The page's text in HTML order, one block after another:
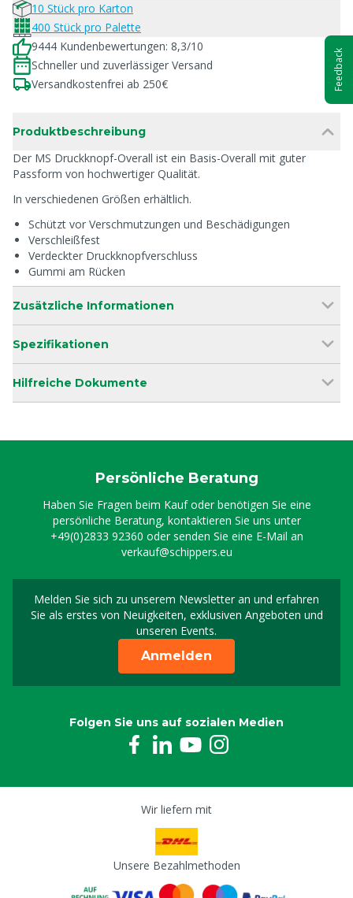
10 Stück pro Karton
400 Stück pro Palette
9444 Kundenbewertungen: 8,3/10
Schneller und zuverlässiger Versand
Versandkostenfrei ab 250€
Produktbeschreibung
Der MS Druckknopf-Overall ist ein Basis-Overall mit guter
Passform von hochwertiger Qualität.
In verschiedenen Größen erhältlich.
Schützt vor Verschmutzungen und Beschädigungen
Verschleißfest
Verdeckter Druckknopfverschluss
Gummi am Rücken
Zusätzliche Informationen
Spezifikationen
Hilfreiche Dokumente
Persönliche Beratung
Haben Sie Fragen beim Kauf oder benötigen Sie eine
persönliche Beratung, kontaktieren Sie uns unter
+49(0)2833 92360 oder senden Sie eine E-Mail an
verkauf@schippers.eu
Melden Sie sich zu unserem Newsletter an und erfahren
Sie als erstes von Neuigkeiten, exklusiven Angeboten und
unseren Events.
Melden Sie sich für
Anmelden
Folgen Sie uns auf sozialen Medien
Wir liefern mit
Unsere Bezahlmethoden
Feedback